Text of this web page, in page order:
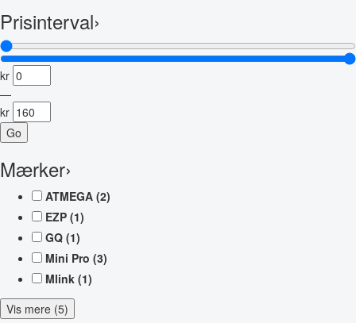
Prisinterval›
kr
—
kr
Go
Mærker›
ATMEGA (2)
EZP (1)
GQ (1)
Mini Pro (3)
Mlink (1)
Vis mere (5)